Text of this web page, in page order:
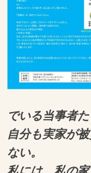
でいる当事者
自分も実家が
ない。